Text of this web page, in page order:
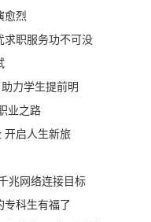
愈烈
求职服务功不可没
力学生提前明
业之路
开启人生新旅
兆网络连接目标
专科生有福了